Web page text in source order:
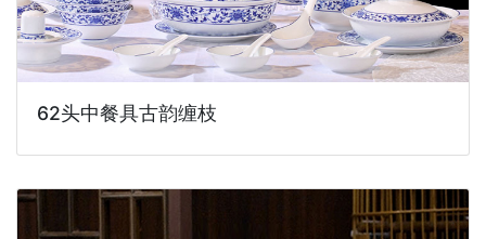
62头中餐具古韵缠枝